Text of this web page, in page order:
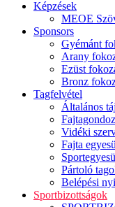
Képzések
MEOE
Sponsors
Gyémánt
Arany
Ezüst
Bronz
Tagfelvétel
Általános
Vidéki
Fajta
Pártoló
Belépési
Sportbizottságok